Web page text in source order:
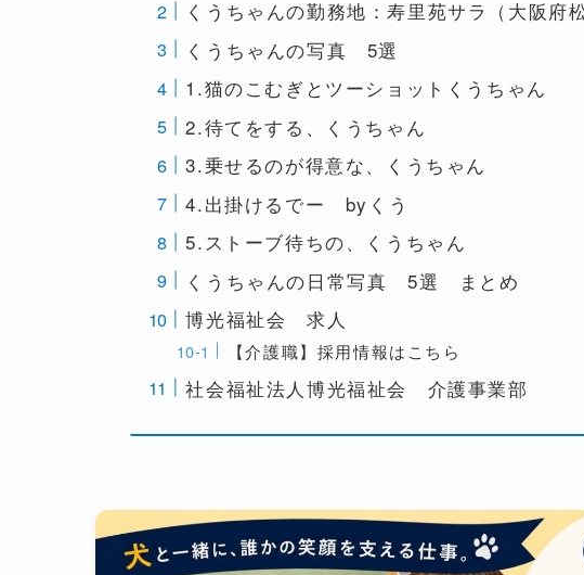
くうちゃんの勤務地：寿里苑サラ（大阪府松
くうちゃんの写真 5選
1.猫のこむぎとツーショットくうちゃん
2.待てをする、くうちゃん
3.乗せるのが得意な、くうちゃん
4.出掛けるでー byくう
5.ストーブ待ちの、くうちゃん
くうちゃんの日常写真 5選 まとめ
博光福祉会 求人
【介護職】採用情報はこちら
社会福祉法人博光福祉会 介護事業部